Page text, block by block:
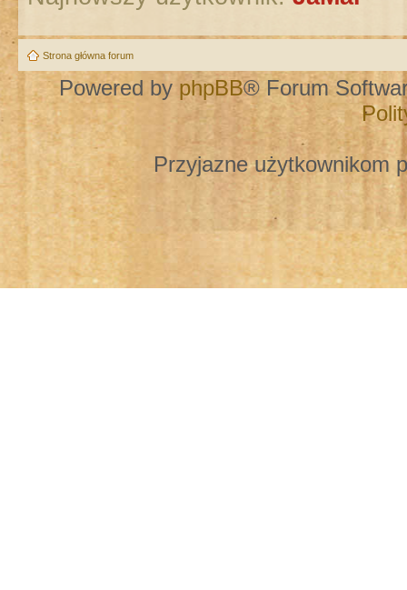
Strona główna forum
Powered by phpBB® Forum
Przyjazne użytkownikom